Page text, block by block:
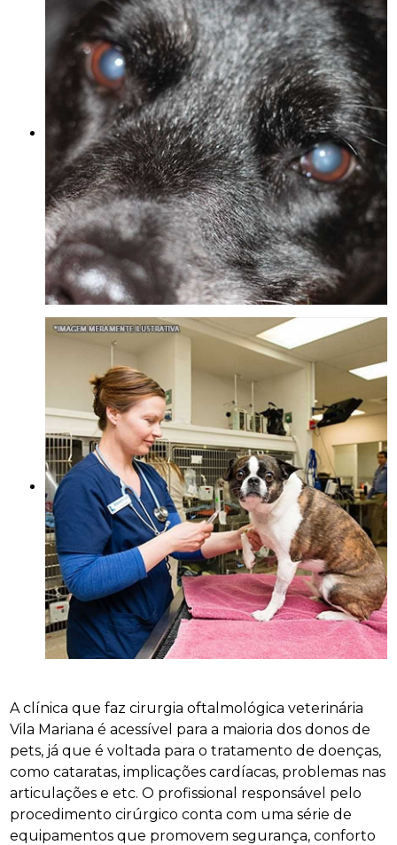
A clínica que faz cirurgia oftalmológica veterinária
Vila Mariana é acessível para a maioria dos donos de
pets, já que é voltada para o tratamento de doenças,
como cataratas, implicações cardíacas, problemas nas
articulações e etc. O profissional responsável pelo
procedimento cirúrgico conta com uma série de
equipamentos que promovem segurança, conforto